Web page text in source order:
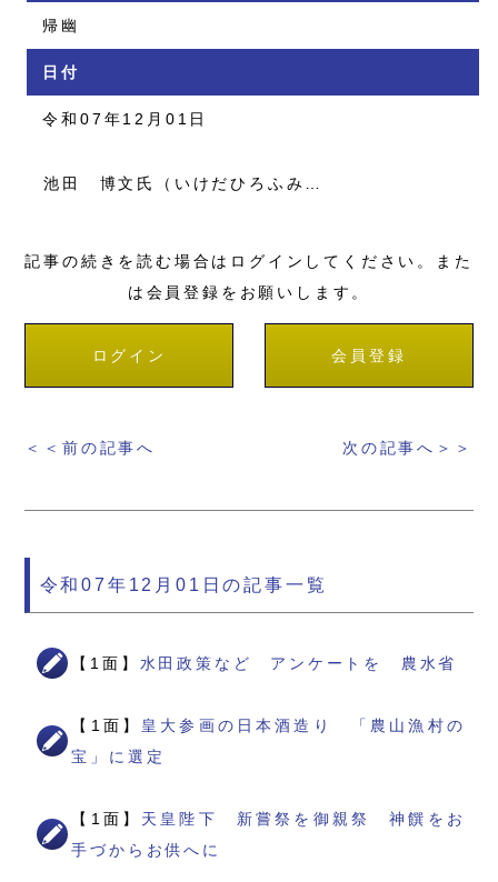
帰幽
日付
令和07年12月01日
池田 博文氏（いけだひろふみ…
記事の続きを読む場合はログインしてください。また
は会員登録をお願いします。
ログイン 会員登録
＜＜前の記事へ 次の記事へ＞＞
令和07年12月01日の記事一覧
【1面】 水田政策など アンケートを 農水省
【1面】 皇大参画の日本酒造り 「農山漁村の
宝」に選定
【1面】 天皇陛下 新嘗祭を御親祭 神饌をお
手づからお供へに